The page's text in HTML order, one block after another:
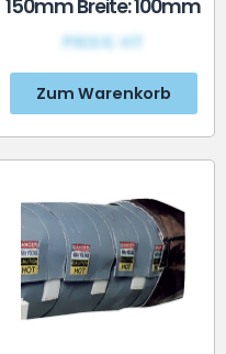
150mm Breite: 100mm
PRIX€ HT
Zum Warenkorb